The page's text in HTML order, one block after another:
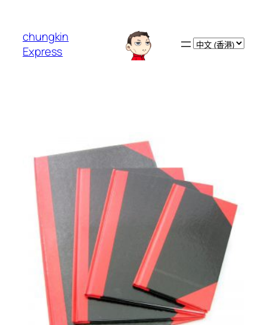
chungkin
Express
Choose